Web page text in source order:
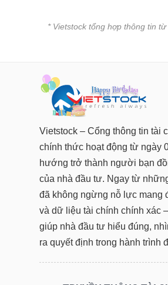
* Vietstock tổng hợp thông tin
Vietstock – Cổng thông tin tài
chính thức hoạt động từ ngày
hướng trở thành người bạn
của nhà đầu tư. Ngay từ
đã không ngừng nỗ lực mang
và dữ liệu tài chính chính xác
giúp nhà đầu tư hiểu đúng,
ra quyết định trong hành trình